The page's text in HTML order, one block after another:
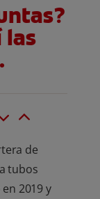
las
de
tubos
2019 y